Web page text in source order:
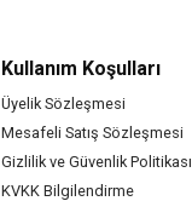
Kullanım Koşulları
Üyelik Sözleşmesi
Mesafeli Satış Sözleşmesi
Gizlilik ve Güvenlik Politikası
KVKK Bilgilendirme